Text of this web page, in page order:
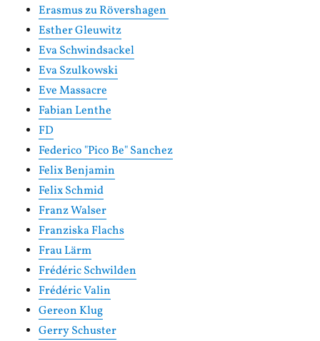
Erasmus zu Rövershagen
Esther Gleuwitz
Eva Schwindsackel
Eva Szulkowski
Eve Massacre
Fabian Lenthe
FD
Federico "Pico Be" Sanchez
Felix Benjamin
Felix Schmid
Franz Walser
Franziska Flachs
Frau Lärm
Frédéric Schwilden
Frédéric Valin
Gereon Klug
Gerry Schuster